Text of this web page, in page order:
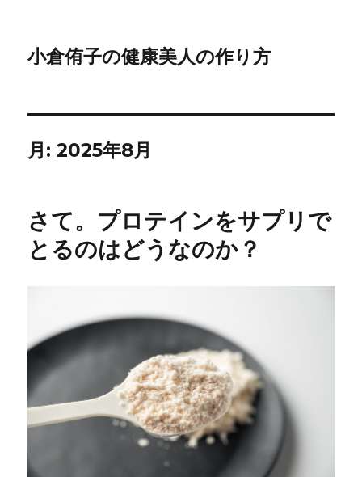
小倉侑子の健康美人の作り方
月:2025年8月
さて。プロテインをサプリで
とるのはどうなのか？